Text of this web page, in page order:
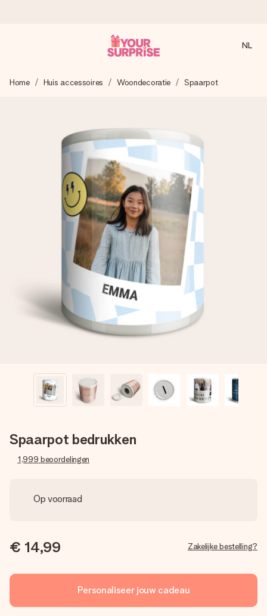
We maken jouw cadeau met zorg en zorgen dat het
4,8 (gebaseerd op +8.000 reviews)
Onze cadeaus worden gewaardeerd. Klanten beoordelen
ons met een 4,7 op Google Reviews
Gratis wenskaartje
Je maakt in een paar stappen iets unieks – met haar naam,
jullie foto of een boodschap die raakt. Zonder gedoe, maar
met alle aandacht voor het moment.
NL
Home Huis accessoires Woondecoratie Spaarpot
Spaarpot bedrukken
1,999 beoordelingen
Op voorraad
€ 14,99 Zakelijke bestelling?
Personaliseer jouw cadeau